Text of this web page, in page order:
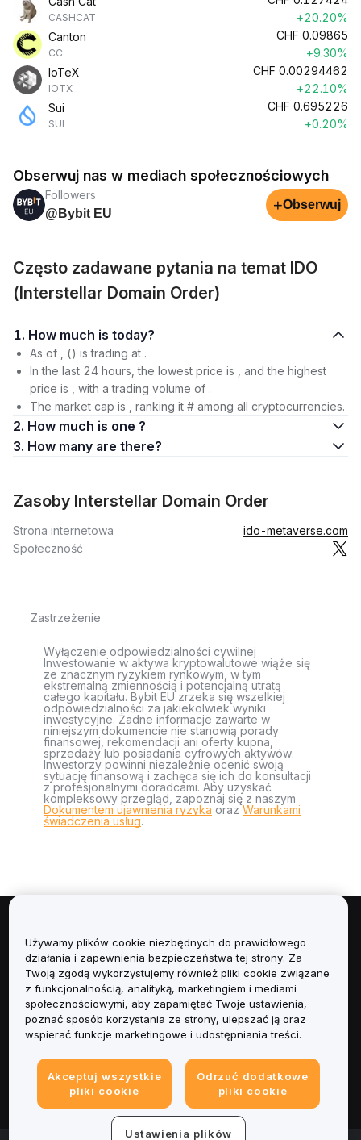
CASHCAT
+20.20%
Canton
CC
CHF 0.09865
+9.30%
IoTeX
IOTX
CHF 0.00294462
+22.10%
Sui
SUI
CHF 0.695226
+0.20%
Obserwuj nas w mediach społecznościowych
Followers
@Bybit EU
+Obserwuj
Często zadawane pytania na temat IDO
(Interstellar Domain Order)
1. How much is today?
As of , () is trading at .
In the last 24 hours, the lowest price is , and the highest
price is , with a trading volume of .
The market cap is , ranking it # among all cryptocurrencies.
2. How much is one ?
3. How many are there?
Zasoby Interstellar Domain Order
Strona internetowa
ido-metaverse.com
Społeczność
Zastrzeżenie
Wyłączenie odpowiedzialności cywilnej
Inwestowanie w aktywa kryptowalutowe wiąże się
ze znacznym ryzykiem rynkowym, w tym
ekstremalną zmiennością i potencjalną utratą
całego kapitału. Bybit EU zrzeka się wszelkiej
odpowiedzialności za jakiekolwiek wyniki
inwestycyjne. Żadne informacje zawarte w
niniejszym dokumencie nie stanowią porady
finansowej, rekomendacji ani oferty kupna,
sprzedaży lub posiadania cyfrowych aktywów.
Inwestorzy powinni niezależnie ocenić swoją
sytuację finansową i zachęca się ich do konsultacji
z profesjonalnymi doradcami. Aby uzyskać
kompleksowy przegląd, zapoznaj się z naszym
Dokumentem ujawnienia ryzyka orazWarunkami
świadczenia usług.
Informacje
Usługi
Obsługa Klienta
Informacje prawne
Używamy plików cookie niezbędnych do prawidłowego
działania i zapewnienia bezpieczeństwa tej strony. Za
Twoją zgodą wykorzystujemy również pliki cookie związane
z funkcjonalnością, analityką, marketingiem i mediami
społecznościowymi, aby zapamiętać Twoje ustawienia,
poznać sposób korzystania ze strony, ulepszać ją oraz
wspierać funkcje marketingowe i udostępniania treści.
Akceptuj wszystkie
pliki cookie
Odrzuć dodatkowe
pliki cookie
Ustawienia plików